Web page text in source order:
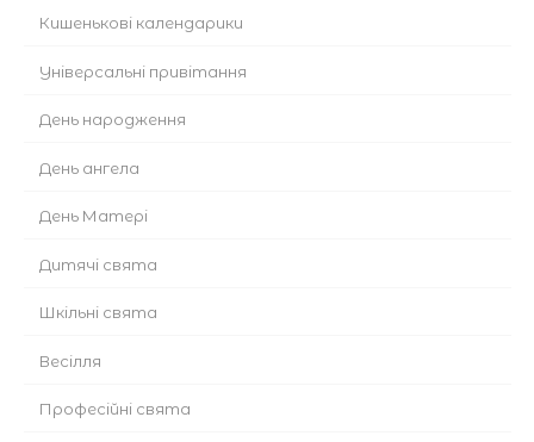
Кишенькові календарики
Універсальні привітання
День народження
День ангела
День Матері
Дитячі свята
Шкільні свята
Весілля
Професійні свята